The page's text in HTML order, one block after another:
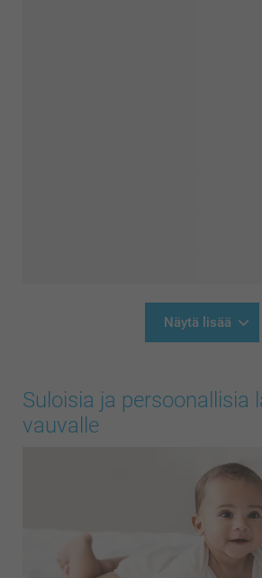
Näytä lisää
Suloisia ja persoonallisia
vauvalle